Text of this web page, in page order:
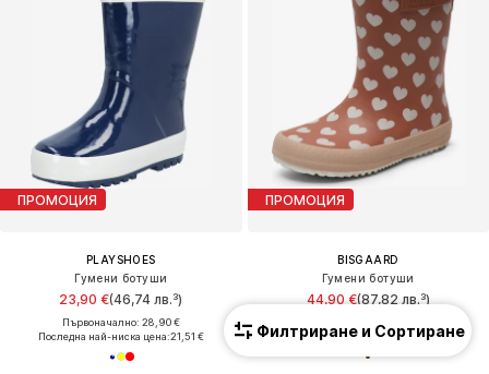
ПРОМОЦИЯ
PLAYSHOES
Гумени ботуши
23,90 €(46,74 лв.³)
Първоначално: 28,90 €
Последна най-ниска цена:21,51 €
ПРОМОЦИЯ
BISGAARD
Гумени ботуши
44,90 €(87,82 лв.³)
Първоначално: 49,90 €
Последна най-ниска цена: 33,92 €
Филтриране и Сортиране